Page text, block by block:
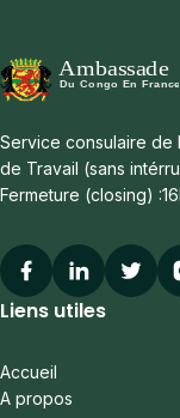
Service consulaire de
de Travail (sans
Fermeture (closing)
Facebook
Linkedin
Liens utiles
Accueil
A propos